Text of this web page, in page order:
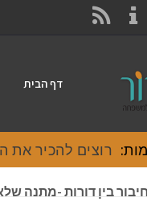
דף הבית
רוצים להכיר את
חיבור בין דורות -מתנה